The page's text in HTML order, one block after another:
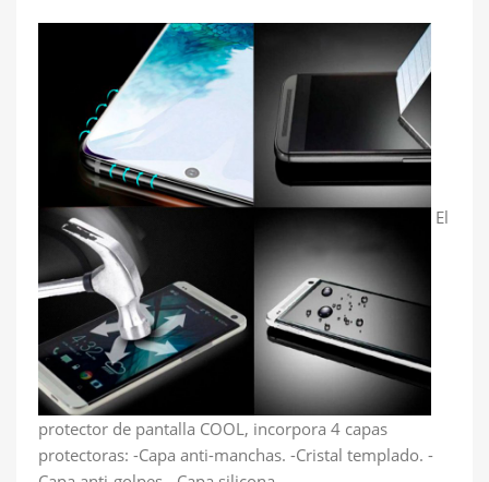
El
protector de pantalla COOL, incorpora 4 capas
protectoras: -Capa anti-manchas. -Cristal templado. -